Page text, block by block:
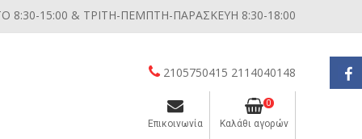
8:30-15:00 & ΤΡΙΤΗ-ΠΕΜΠΤΗ-ΠΑΡΑΣΚΕΥΗ 8:30-18:00
2105750415 2114040148
Επικοινωνία
0
Καλάθι αγορών